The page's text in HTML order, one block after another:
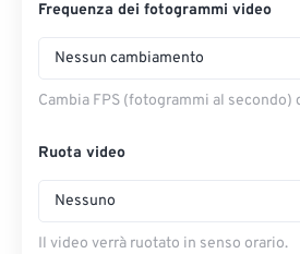
Frequenza dei fotogrammi video
Nessun cambiamento
Cambia FPS (fotogrammi al secondo)
Ruota video
Nessuno
Il video verrà ruotato in senso orario.